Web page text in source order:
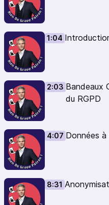
son droit à la liberté
Oui, les organes de presse
média : quel régime
L’application du principe
Souriez, vous êtes filmés !
soumise au RGPD
Attention à l’arrière-plan
l’exception domestique ne
EDPB : Lignes directrices
Passez au “Podcasts 2.0”
géo-localisation,
New Podcast Apps
Mastodon
1:04
2:03 Bandeaux
du RGPD
4:07 Données
8:31